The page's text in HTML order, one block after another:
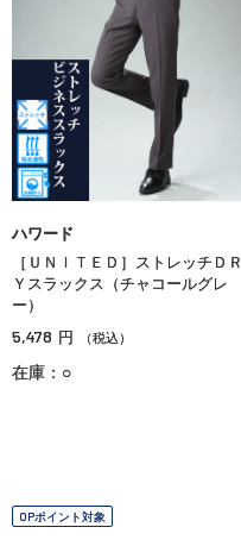
ハワード
［ＵＮＩＴＥＤ］ストレッチＤＲ
Ｙスラックス（チャコールグレ
ー）
5,478 円 （税込）
在庫：○
OPポイント対象